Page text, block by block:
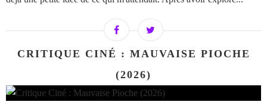
CRITIQUE CINÉ : MAUVAISE PIOCHE
(2026)